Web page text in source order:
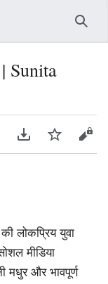
Sunita
Download PDF
Watch
लोकप्रिय युवा
मीडिया
मधुर और भावपूर्ण